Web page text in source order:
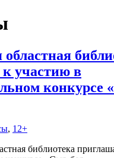
областная
участию в
конкурсе
, 12+